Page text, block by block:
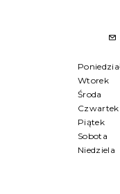
Wtorek
Środa
Czwartek
Piątek
Sobota
Niedziela